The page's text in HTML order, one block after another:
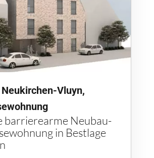
Vluyn,
barrierearme Neubau-
in Bestlage